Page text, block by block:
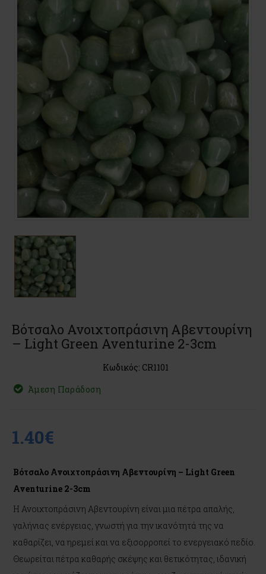
Βότσαλο Ανοιχτοπράσινη Αβεντουρίνη
– Light Green Aventurine 2-3cm
Κωδικός: CR1101
Άμεση Παράδοση
1.40€
Βότσαλο Ανοιχτοπράσινη Αβεντουρίνη – Light Green
Aventurine 2-3cm
Η Ανοιχτοπράσινη Αβεντουρίνη είναι μια πέτρα απαλής,
γαλήνιας ενέργειας, γνωστή για την ικανότητά της να
καθαρίζει, να ηρεμεί και να εξισορροπεί το ενεργειακό πεδίο.
Θεωρείται πέτρα καθαρής σκέψης και θετικότητας, ιδανική